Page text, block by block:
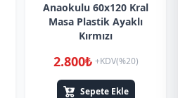
Anaokulu 60x120 Kral
Masa Plastik Ayaklı
Kırmızı
2.800₺ +KDV(%20)
Sepete Ekle